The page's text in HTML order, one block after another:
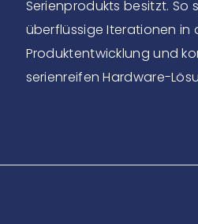
Serienprodukts besitzt. So
überflüssige Iterationen in
Produktentwicklung und
serienreifen Hardware-